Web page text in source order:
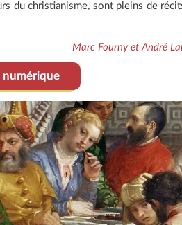
du christianisme, sont pleins de
Marc Fourny et André
numérique